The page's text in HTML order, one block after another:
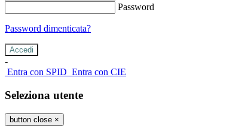
Password
Password dimenticata?
-
Entra con SPID Entra con CIE
Seleziona utente
button close ×